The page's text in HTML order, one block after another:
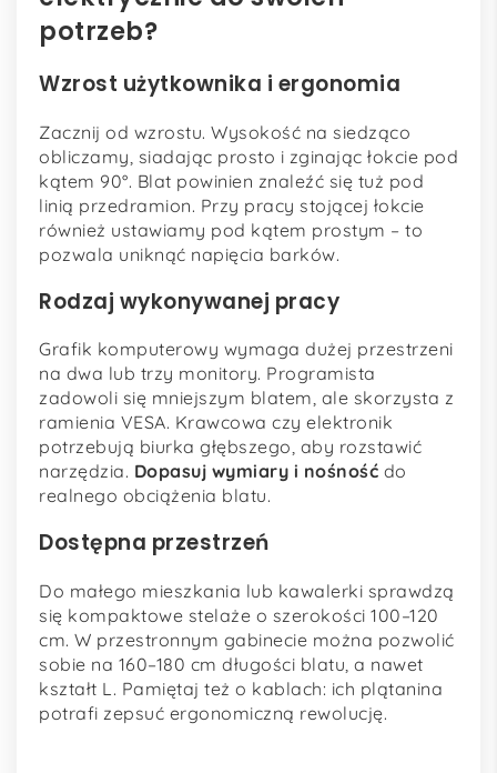
potrzeb?
Wzrost użytkownika i ergonomia
Zacznij od wzrostu. Wysokość na siedząco
obliczamy, siadając prosto i zginając łokcie pod
kątem 90°. Blat powinien znaleźć się tuż pod
linią przedramion. Przy pracy stojącej łokcie
również ustawiamy pod kątem prostym – to
pozwala uniknąć napięcia barków.
Rodzaj wykonywanej pracy
Grafik komputerowy wymaga dużej przestrzeni
na dwa lub trzy monitory. Programista
zadowoli się mniejszym blatem, ale skorzysta z
ramienia VESA. Krawcowa czy elektronik
potrzebują biurka głębszego, aby rozstawić
narzędzia. Dopasuj wymiary i nośność do
realnego obciążenia blatu.
Dostępna przestrzeń
Do małego mieszkania lub kawalerki sprawdzą
się kompaktowe stelaże o szerokości 100–120
cm. W przestronnym gabinecie można pozwolić
sobie na 160–180 cm długości blatu, a nawet
kształt L. Pamiętaj też o kablach: ich plątanina
potrafi zepsuć ergonomiczną rewolucję.